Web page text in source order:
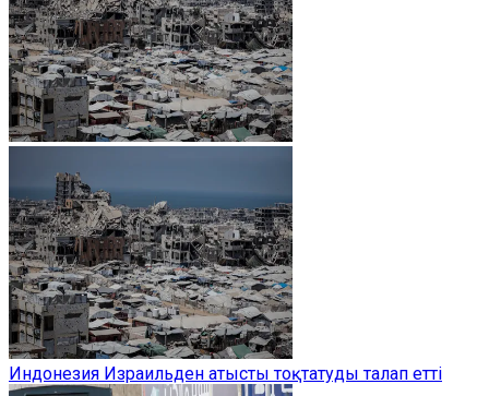
Индонезия Израильден атысты тоқтатуды талап етті